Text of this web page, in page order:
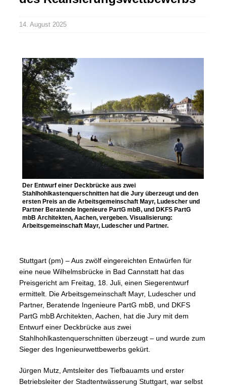
14. August 2025
Der Entwurf einer Deckbrücke aus zwei
Stahlhohlkastenquerschnitten hat die Jury überzeugt und den
ersten Preis an die Arbeitsgemeinschaft Mayr, Ludescher und
Partner Beratende Ingenieure PartG mbB, und DKFS PartG
mbB Architekten, Aachen, vergeben. Visualisierung:
Arbeitsgemeinschaft Mayr, Ludescher und Partner.
Stuttgart (pm) – Aus zwölf eingereichten Entwürfen für
eine neue Wilhelmsbrücke in Bad Cannstatt hat das
Preisgericht am Freitag, 18. Juli, einen Siegerentwurf
ermittelt. Die Arbeitsgemeinschaft Mayr, Ludescher und
Partner, Beratende Ingenieure PartG mbB, und DKFS
PartG mbB Architekten, Aachen, hat die Jury mit dem
Entwurf einer Deckbrücke aus zwei
Stahlhohlkastenquerschnitten überzeugt – und wurde zum
Sieger des Ingenieurwettbewerbs gekürt.
Jürgen Mutz, Amtsleiter des Tiefbauamts und erster
Betriebsleiter der Stadtentwässerung Stuttgart, war selbst